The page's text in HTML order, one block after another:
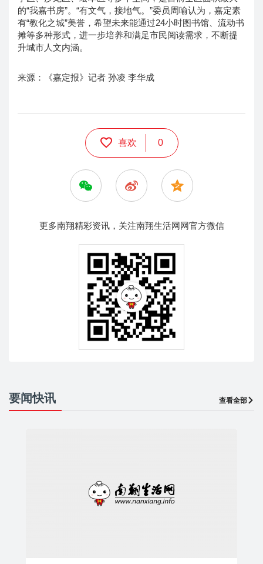
的“我嘉书房”。“有文气，接地气。”委员周喻认为，嘉定素
有“教化之城”美誉，希望未来能通过24小时图书馆、流动书
摊等多种形式，进一步培养和满足市民阅读需求，不断提
升城市人文内涵。
来源：《嘉定报》记者 孙凌 李华成
喜欢 0
更多南翔精彩资讯，关注南翔生活网网官方微信
要闻快讯 查看全部